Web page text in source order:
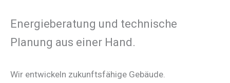
Energieberatung und technische
Planung aus einer Hand.
Wir entwickeln zukunftsfähige Gebäude.